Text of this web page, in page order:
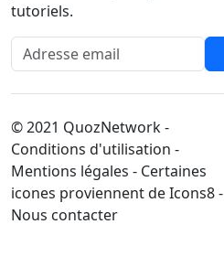
tutoriels.
Adresse email
© 2021 QuozNetwork -
Conditions d'utilisation -
Mentions légales - Certaines
icones proviennent de Icons8 -
Nous contacter